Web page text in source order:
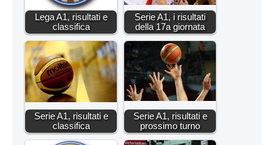
Lega A1, risultati e
classifica
Serie A1, i risultati
della 17a giornata
Serie A1, risultati e
classifica
Serie A1, risultati e
prossimo turno